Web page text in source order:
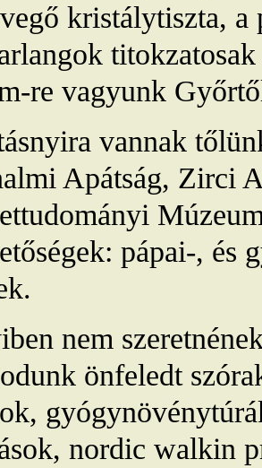
kristálytiszta, a
re vagyunk
vannak
Apátság, Zirci
pápai-, és
nem
önfeledt
nordic walkin